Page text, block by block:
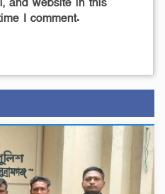
and website in this
I comment.